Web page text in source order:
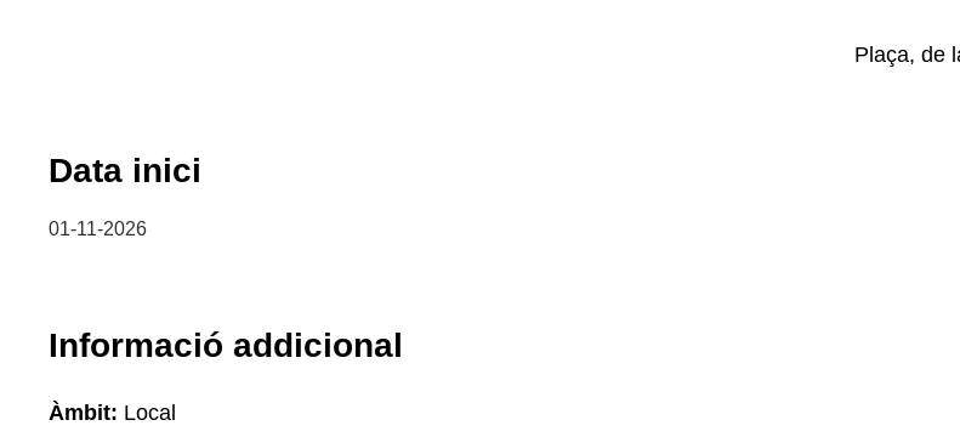
Plaça, de
Data inici
01-11-2026
Informació addicional
Àmbit: Local